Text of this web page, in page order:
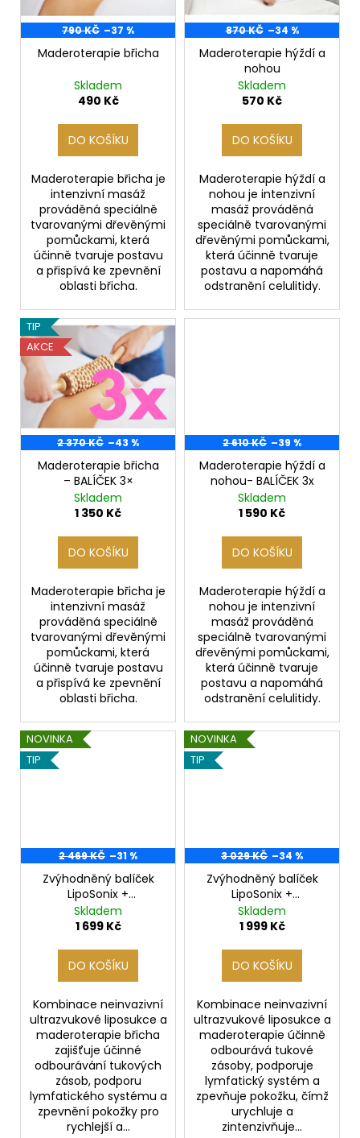
t
p
r 790 KČ –37 %
Maderoterapie břicha
Skladem
490 Kč
DO KOŠÍKU
Maderoterapie břicha je
intenzivní masáž
prováděná speciálně
tvarovanými dřevěnými
pomůckami, která
účinně tvaruje postavu
a přispívá ke zpevnění
oblasti břicha.
870 KČ –34 %
Maderoterapie hýždí a
nohou
Skladem
570 Kč
DO KOŠÍKU
Maderoterapie hýždí a
nohou je intenzivní
masáž prováděná
speciálně tvarovanými
dřevěnými pomůckami,
která účinně tvaruje
postavu a napomáhá
odstranění celulitidy.
TIP
AKCE
2 370 KČ –43 %
Maderoterapie břicha
– BALÍČEK 3×
Skladem
1 350 Kč
DO KOŠÍKU
Maderoterapie břicha je
intenzivní masáž
prováděná speciálně
tvarovanými dřevěnými
pomůckami, která
účinně tvaruje postavu
a přispívá ke zpevnění
oblasti břicha.
2 610 KČ –39 %
Maderoterapie hýždí a
nohou- BALÍČEK 3x
Skladem
1 590 Kč
DO KOŠÍKU
Maderoterapie hýždí a
nohou je intenzivní
masáž prováděná
speciálně tvarovanými
dřevěnými pomůckami,
která účinně tvaruje
postavu a napomáhá
odstranění celulitidy.
NOVINKA
TIP
2 469 KČ –31 %
Zvýhodněný balíček
LipoSonix +
Maderoterapie břicha
Skladem
1 699 Kč
DO KOŠÍKU
Kombinace neinvazivní
ultrazvukové liposukce a
maderoterapie břicha
zajišťuje účinné
odbourávání tukových
zásob, podporu
lymfatického systému a
zpevnění pokožky pro
rychlejší a...
NOVINKA
TIP
3 029 KČ –34 %
Zvýhodněný balíček
LipoSonix +
Maderoterapie hýždí a
nohou
Skladem
1 999 Kč
DO KOŠÍKU
Kombinace neinvazivní
ultrazvukové liposukce a
maderoterapie účinně
odbourává tukové
zásoby, podporuje
lymfatický systém a
zpevňuje pokožku, čímž
urychluje a
zintenzivňuje...
a
j
HLEDAT
o
u
č
u
m
e